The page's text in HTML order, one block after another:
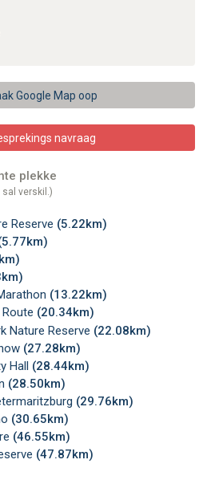
Google Map oop
navraag
plekke
sal verskil.)
Reserve (5.22km)
(13.22km)
(20.34km)
Nature Reserve (22.08km)
(27.28km)
Hall (28.44km)
(28.50km)
(29.76km)
(30.65km)
(46.55km)
(47.87km)